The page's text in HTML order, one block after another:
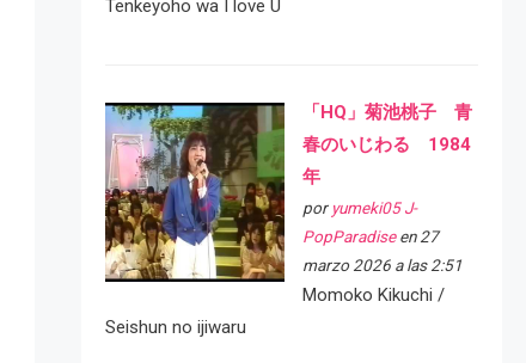
Tenkeyoho wa I love U
「HQ」菊池桃子 青
春のいじわる 1984
年
por yumeki05 J-
PopParadiseen 27
marzo 2026 a las 2:51
Momoko Kikuchi /
Seishun no ijiwaru